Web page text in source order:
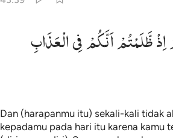
انكم في العذاب مشتركون ٣٩
أَنَّكُمْ فِى ٱلْعَذَابِ مُشْتَرِكُونَ ٣٩اِذْظَّلَمْتُمْاَنَّكُمْفِیالْعَذَابِ
Dan (harapanmu itu) sekali-kali tidak
kepadamu pada hari itu karena kamu